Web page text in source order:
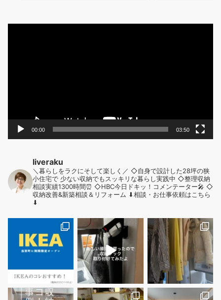
00:00 03:50
liveraku
＼暮らしをラクにそして楽しく／ ◇自身で設計した28坪の狭
小住宅で 少ない収納でもスッキリな暮らし実践中 ◇整理収納
相談実績1300時間⏰ ◇HBC今日ドキッ！コメンテーター🎤 ◇
収納改善&新築相談＆リフォーム ⬇︎相談・お仕事依頼はこちら
⬇︎